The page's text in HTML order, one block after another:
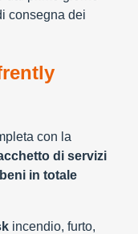
consegna dei
con la
di servizi
in totale
incendio, furto,